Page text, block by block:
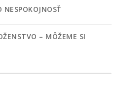
NESPOKOJNOSŤ
– MÔŽEME SI